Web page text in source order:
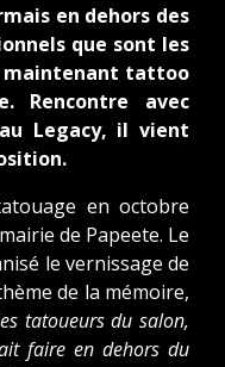
en dehors des
que sont les
maintenant tattoo
Rencontre avec
Legacy, il vient
en octobre
de Papeete. Le
le vernissage de
de la mémoire,
tatoueurs du salon,
faire en dehors du